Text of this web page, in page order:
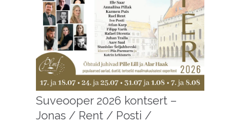
Suveooper 2026 kontsert –
Jonas / Rent / Posti /